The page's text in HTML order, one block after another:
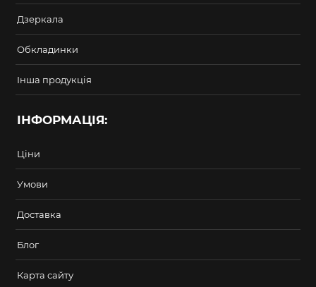
Дзеркала
Обкладинки
Інша продукція
ІНФОРМАЦІЯ:
Ціни
Умови
Доставка
Блог
Карта сайту